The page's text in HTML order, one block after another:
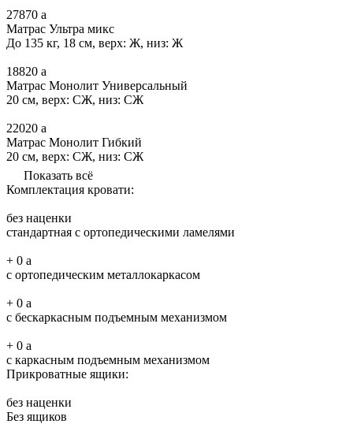
27870 a
Матрас Ультра микс
До 135 кг, 18 см, верх: Ж, низ: Ж
18820 a
Матрас Монолит Универсальный
20 см, верх: СЖ, низ: СЖ
22020 a
Матрас Монолит Гибкий
20 см, верх: СЖ, низ: СЖ
Показать всё
Комплектация кровати:
без наценки
стандартная с ортопедическими ламелями
+ 0 a
с ортопедическим металлокаркасом
+ 0 a
с бескаркасным подъемным механизмом
+ 0 a
с каркасным подъемным механизмом
Прикроватные ящики:
без наценки
Без ящиков